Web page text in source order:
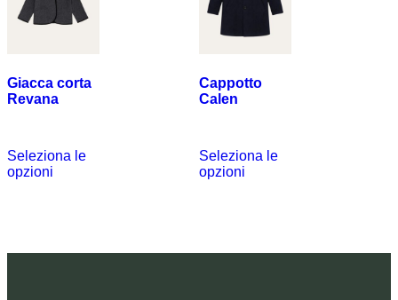
Giacca corta
Revana
Seleziona le
opzioni
Cappotto
Calen
Seleziona le
opzioni